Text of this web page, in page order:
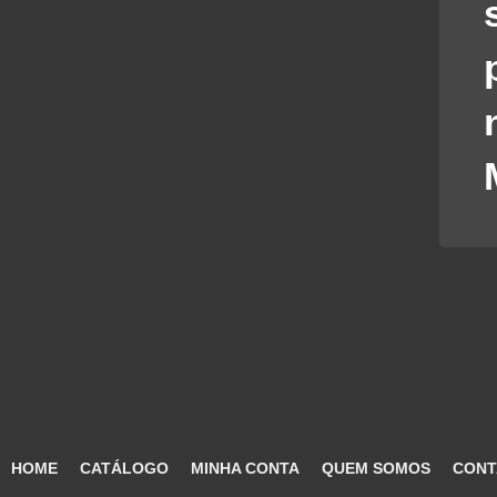
HOME CATÁLOGO MINHA CONTA QUEM SOMOS